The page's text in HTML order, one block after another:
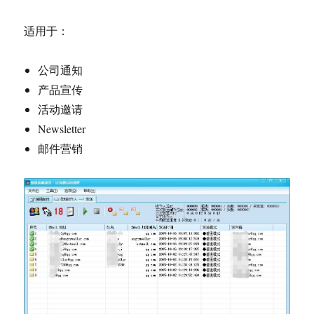
适用于：
公司通知
产品宣传
活动邀请
Newsletter
邮件营销